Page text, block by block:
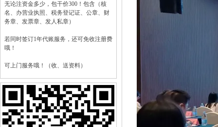
无论注资金多少，包干价300！包含（核
名、办营业执照、税务登记证、公章、财
务章、发票章、发人私章）
若同时签订1年代账服务，还可免收注册费
哦！
可上门服务哦！（收、送资料）
可加急服务哦！（最快可1工作日）
可代理开银行账户！（我们有长期合作的
银行，可免银行年费用）